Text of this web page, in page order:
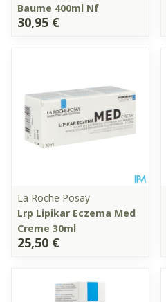
Baume 400ml Nf
30,95 €
La Roche Posay
Lrp Lipikar Eczema Med
Creme 30ml
25,50 €